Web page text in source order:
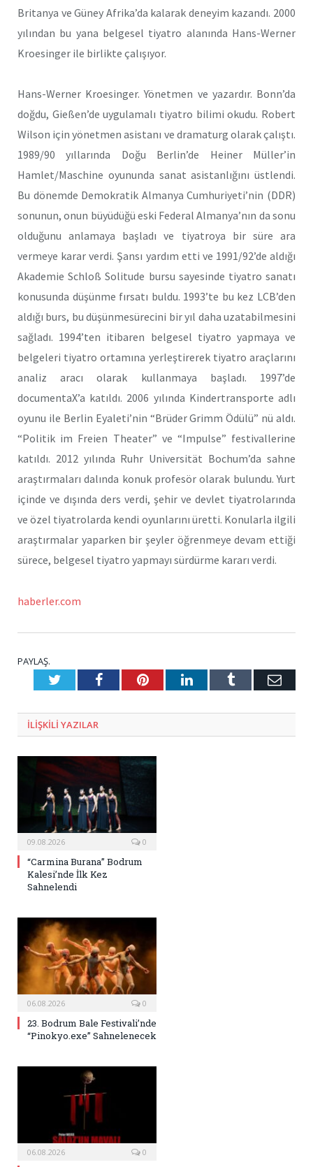
Britanya ve Güney Afrika’da kalarak deneyim kazandı. 2000
yılından bu yana belgesel tiyatro alanında Hans-Werner
Kroesinger ile birlikte çalışıyor.
Hans-Werner Kroesinger. Yönetmen ve yazardır. Bonn’da
doğdu, Gießen’de uygulamalı tiyatro bilimi okudu. Robert
Wilson için yönetmen asistanı ve dramaturg olarak çalıştı.
1989/90 yıllarında Doğu Berlin’de Heiner Müller’in
Hamlet/Maschine oyununda sanat asistanlığını üstlendi.
Bu dönemde Demokratik Almanya Cumhuriyeti’nin (DDR)
sonunun, onun büyüdüğü eski Federal Almanya’nın da sonu
olduğunu anlamaya başladı ve tiyatroya bir süre ara
vermeye karar verdi. Şansı yardım etti ve 1991/92’de aldığı
Akademie Schloß Solitude bursu sayesinde tiyatro sanatı
konusunda düşünme fırsatı buldu. 1993’te bu kez LCB’den
aldığı burs, bu düşünmesürecini bir yıl daha uzatabilmesini
sağladı. 1994’ten itibaren belgesel tiyatro yapmaya ve
belgeleri tiyatro ortamına yerleştirerek tiyatro araçlarını
analiz aracı olarak kullanmaya başladı. 1997’de
documentaX’a katıldı. 2006 yılında Kindertransporte adlı
oyunu ile Berlin Eyaleti’nin “Brüder Grimm Ödülü” nü aldı.
“Politik im Freien Theater” ve “Impulse” festivallerine
katıldı. 2012 yılında Ruhr Universität Bochum’da sahne
araştırmaları dalında konuk profesör olarak bulundu. Yurt
içinde ve dışında ders verdi, şehir ve devlet tiyatrolarında
ve özel tiyatrolarda kendi oyunlarını üretti. Konularla ilgili
araştırmalar yaparken bir şeyler öğrenmeye devam ettiği
sürece, belgesel tiyatro yapmayı sürdürme kararı verdi.
haberler.com
PAYLAŞ.
TwitterFacebookPinterestLinkedInTumblr E-
ILIŞKILI YAZILAR
09.08.2026 0
“Carmina Burana” Bodrum
Kalesi’nde İlk Kez
Sahnelendi
06.08.2026 0
23. Bodrum Bale Festivali’nde
“Pinokyo.exe” Sahnelenecek
06.08.2026 0